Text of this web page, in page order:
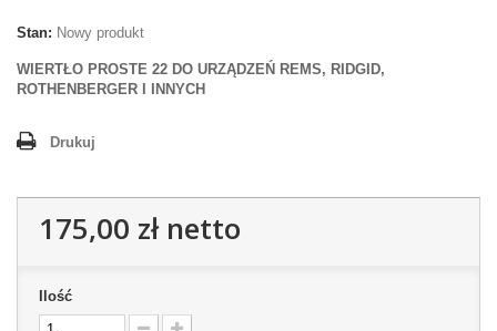
Stan: Nowy produkt
WIERTŁO PROSTE 22 DO URZĄDZEŃ REMS, RIDGID,
ROTHENBERGER I INNYCH
Drukuj
175,00 złnetto
Ilość